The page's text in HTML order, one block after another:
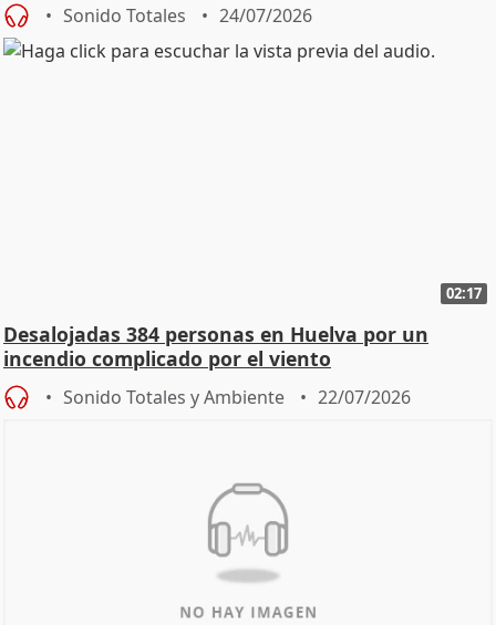
Sonido Totales 24/07/2026
02:17
Desalojadas 384 personas en Huelva por un
incendio complicado por el viento
Sonido Totales y Ambiente 22/07/2026